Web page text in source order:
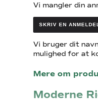
Vi mangler din
SKRIV EN
Vi bruger dit
mulighed for at
Mere om
Moderne